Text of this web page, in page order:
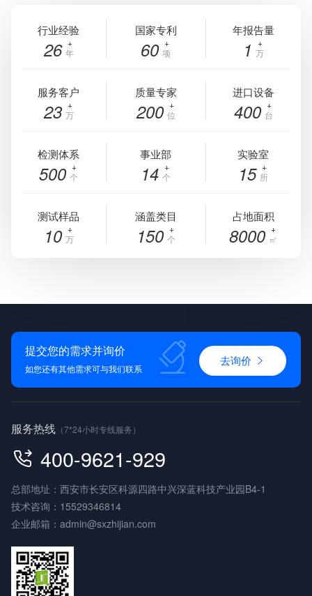
行业经验
26 年
国家专利
60 项
年报告量
1 万
服务客户
23 万
质量专家
200 位
进口设备
400 台
检测体系
500 个
事业部
14 个
实验室
15 所
测试样品
10 万
涵盖类目
150 个
占地面积
8000 ㎡
提交您的需求并询价
如您还有其他需求可与我们联系
去询价
服务热线 （7*24小时专线服务）
400-9621-929
总部地址：西安市长安区科源四路中兴深蓝科技产业园B4-1
技术咨询： 15529346814
企业邮箱： admin@sxzhijian.com